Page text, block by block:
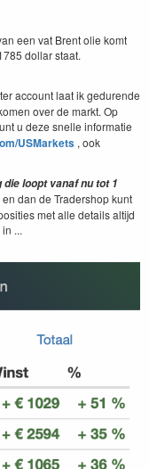
een vat Brent olie komt
dollar staat.
account laat ik gedurende
over de markt. Op
u deze snelle informatie
USMarkets , ook
die loopt vanaf nu tot 1
dan de Tradershop kunt
met alle details altijd
...